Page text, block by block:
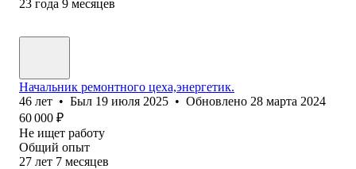
23 года 9 месяцев
Начальник ремонтного цеха,энергетик.
46 лет • Был 19 июля 2025 • Обновлено 28 марта 2024
60 000 ₽
Не ищет работу
Общий опыт
27 лет 7 месяцев